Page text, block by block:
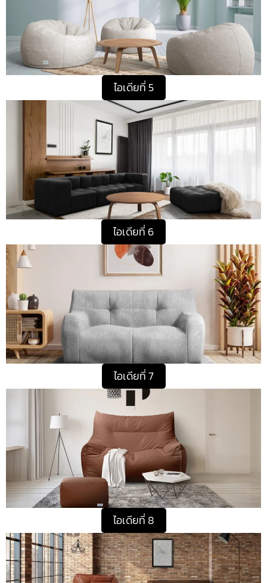
ไอเดียที่ 5
ไอเดียที่ 6
ไอเดียที่ 7
ไอเดียที่ 8